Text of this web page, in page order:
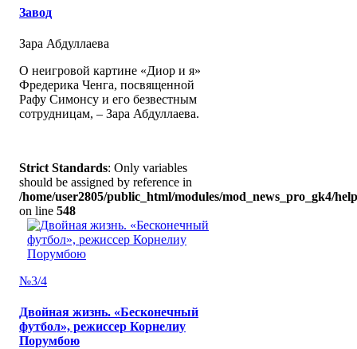
Завод
Зара Абдуллаева
О неигровой картине «Диор и я»
Фредерика Ченга, посвященной
Рафу Симонсу и его безвестным
сотрудницам, – Зара Абдуллаева.
Strict Standards: Only variables
should be assigned by reference in
/home/user2805/public_html/modules/mod_news_pro_gk4/
on line 548
№3/4
Двойная жизнь. «Бесконечный
футбол», режиссер Корнелиу
Порумбою